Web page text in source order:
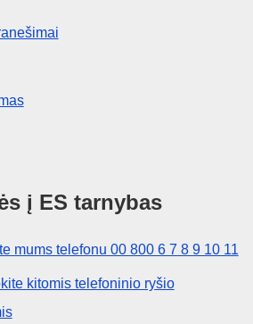
į ES tarnybas
mums telefonu 00 800 6 7 8 9 10 11
kitomis telefoninio ryšio